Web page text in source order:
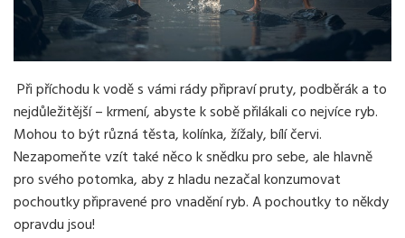
Při příchodu k vodě s vámi rády připraví pruty, podběrák a to
nejdůležitější – krmení, abyste k sobě přilákali co nejvíce ryb.
Mohou to být různá těsta, kolínka, žížaly, bílí červi.
Nezapomeňte vzít také něco k snědku pro sebe, ale hlavně
pro svého potomka, aby z hladu nezačal konzumovat
pochoutky připravené pro vnadění ryb. A pochoutky to někdy
opravdu jsou!